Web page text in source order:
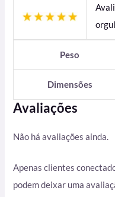
Peso
Dimensões
Avaliações
Não há avaliações ainda.
Apenas clientes
podem deixar uma